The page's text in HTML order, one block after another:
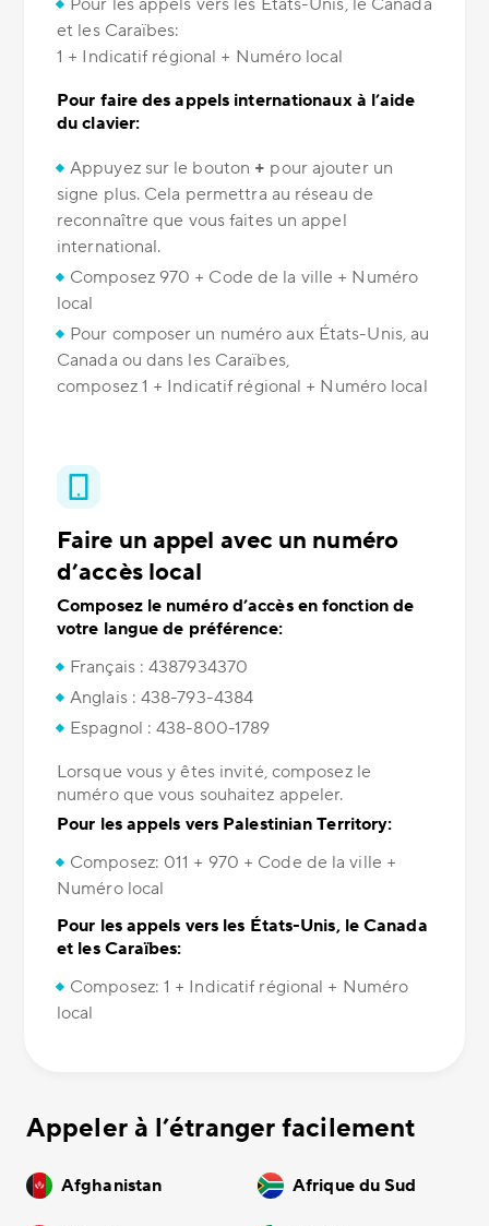
Pour les appels vers les États-Unis, le Canada
et les Caraïbes:
1 + Indicatif régional + Numéro local
Pour faire des appels internationaux à l’aide
du clavier:
Appuyez sur le bouton + pour ajouter un
signe plus. Cela permettra au réseau de
reconnaître que vous faites un appel
international.
Composez 970 + Code de la ville + Numéro
local
Pour composer un numéro aux États-Unis, au
Canada ou dans les Caraïbes,
composez 1 + Indicatif régional + Numéro local
Faire un appel avec un numéro
d’accès local
Composez le numéro d’accès en fonction de
votre langue de préférence:
Français : 4387934370
Anglais : 438-793-4384
Espagnol : 438-800-1789
Lorsque vous y êtes invité, composez le
numéro que vous souhaitez appeler.
Pour les appels vers Palestinian Territory:
Composez: 011 + 970 + Code de la ville +
Numéro local
Pour les appels vers les États-Unis, le Canada
et les Caraïbes:
Composez: 1 + Indicatif régional + Numéro
local
Appeler à l’étranger facilement
Afghanistan Afrique du Sud